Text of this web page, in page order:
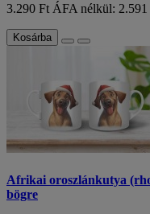
3.290 Ft ÁFA nélkül: 2.591
Kosárba
Afrikai oroszlánkutya
bögre